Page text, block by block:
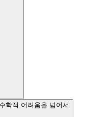
학적 어려움을 넘어서